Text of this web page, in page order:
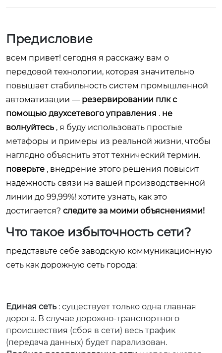
Предисловие
всем привет! сегодня я расскажу вам о
передовой технологии, которая значительно
повышает стабильность систем промышленной
автоматизации — резервировании плк с
помощью двухсетевого управления . не
волнуйтесь , я буду использовать простые
метафоры и примеры из реальной жизни, чтобы
наглядно объяснить этот технический термин.
поверьте , внедрение этого решения повысит
надёжность связи на вашей производственной
линии до 99,99%! хотите узнать, как это
достигается? следите за моими объяснениями!
Что такое избыточность сети?
представьте себе заводскую коммуникационную
сеть как дорожную сеть города:
Единая сеть : существует только одна главная
дорога. В случае дорожно-транспортного
происшествия (сбоя в сети) весь трафик
(передача данных) будет парализован.